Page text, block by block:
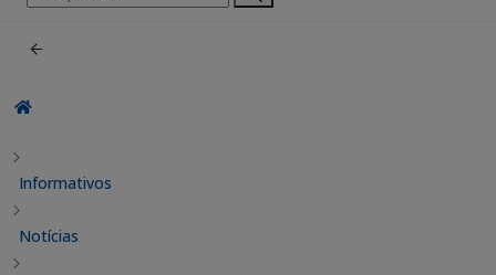
por:
Informativos
Notícias